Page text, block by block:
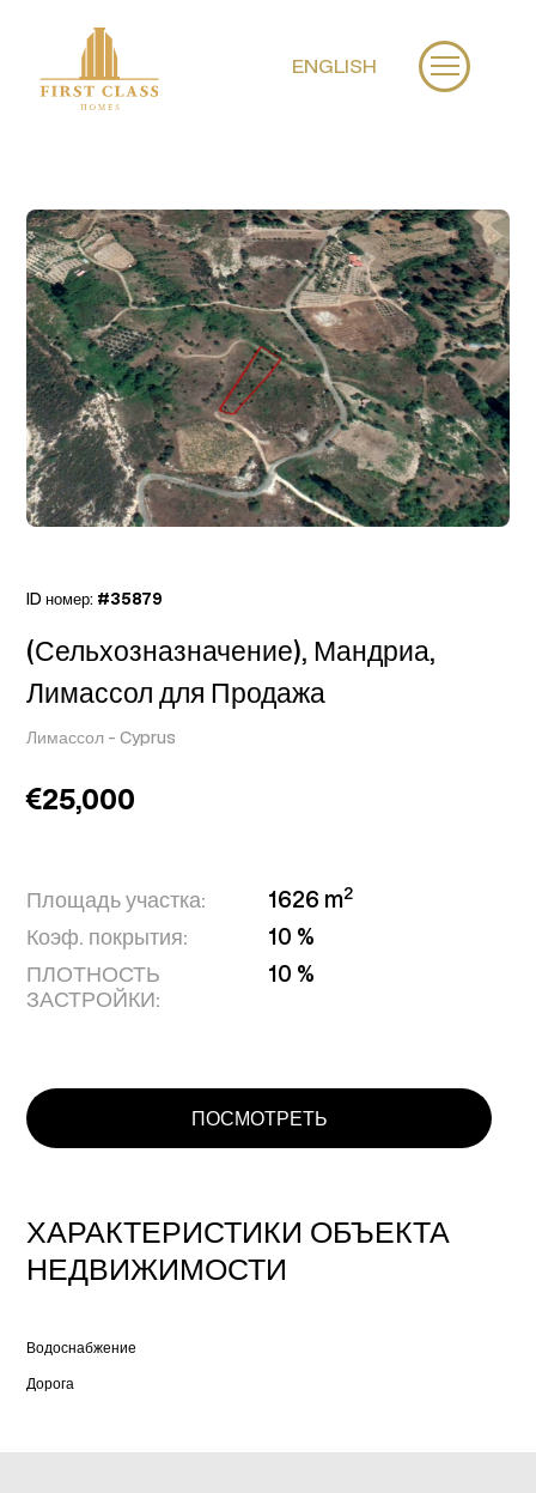
ENGLISH
ID номер: #35879
25,000
Лимассол -Cyprus
(Сельхозназначение), Мандриа,
Лимассол для Продажа
Площадь участка: 1626 m2
Коэф. покрытия:
10 %
ПЛОТНОСТЬ
ЗАСТРОЙКИ:
10 %
ХАРАКТЕРИСТИКИ ОБЪЕКТА
НЕДВИЖИМОСТИ
ПОСМОТРЕТЬ
Водоснабжение
Дорога